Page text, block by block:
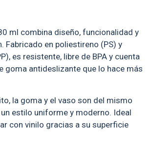
ml combina diseño, funcionalidad y
Fabricado en poliestireno (PS) y
es resistente, libre de BPA y cuenta
goma antideslizante que lo hace más
la goma y el vaso son del mismo
estilo uniforme y moderno. Ideal
con vinilo gracias a su superficie